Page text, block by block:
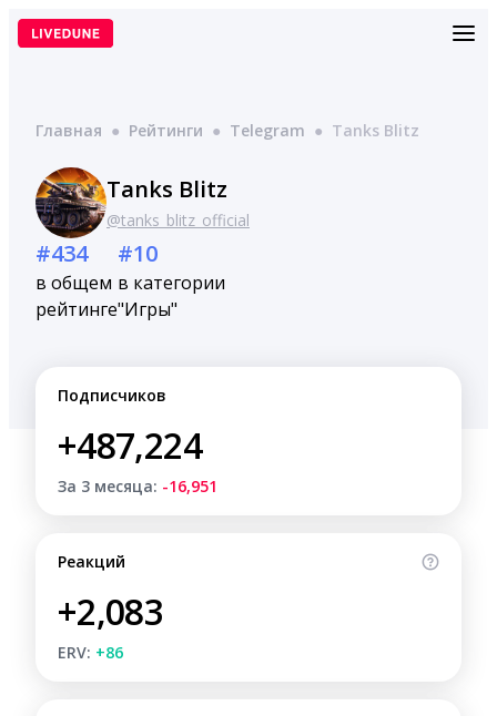
Перейти
Главная ● Рейтинги ● Telegram ● Tanks Blitz
Tanks Blitz
@tanks_blitz_official
#434
в общем
рейтинге
#10
в категории
"Игры"
Подписчиков
+487,224
За 3 месяца: -16,951
Реакций
+2,083
ERV: +86